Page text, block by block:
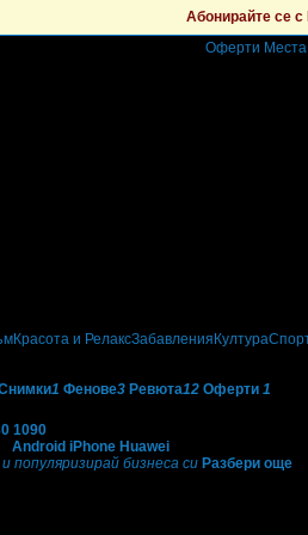
Абонирайте се
Оферти Места
Красота и РелаксЗабавления Култура
1 Фенове3 Ревюта12 Оферти 1
1090
Android iPhone Huawei
популяризирай бизнеса си Разбери още